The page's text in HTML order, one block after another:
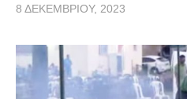
8 ΔΕΚΕΜΒΡΊΟΥ, 2023